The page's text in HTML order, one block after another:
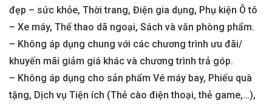
đẹp – sức khỏe, Thời trang, Điện gia dụng, Phụ kiện Ô tô
– Xe máy, Thể thao dã ngoại, Sách và văn phòng phẩm.
– Không áp dụng chung với các chương trình ưu đãi/
khuyến mãi giảm giá khác và chương trình trả góp.
– Không áp dụng cho sản phẩm Vé máy bay, Phiếu quà
tặng, Dịch vụ Tiện ích (Thẻ cào điện thoại, thẻ game,…),